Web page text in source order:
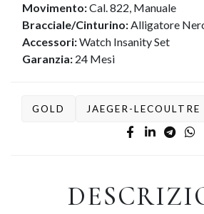
Movimento:Cal. 822, Manuale
Bracciale/Cinturino:Alligatore
Accessori:Watch Insanity Set
Garanzia: 24 Mesi
GOLD JAEGER-LECOULTRE